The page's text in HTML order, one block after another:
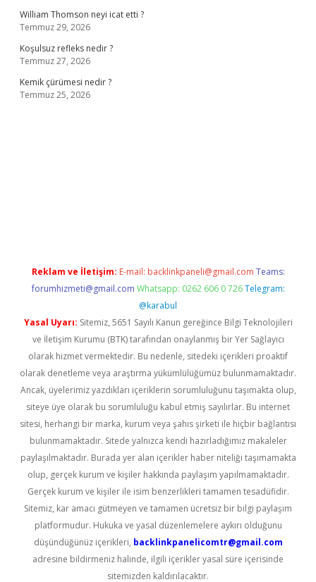
William Thomson neyi icat etti ?
Temmuz 29, 2026
Koşulsuz refleks nedir ?
Temmuz 27, 2026
Kemik çürümesi nedir ?
Temmuz 25, 2026
Reklam ve İletişim: E-mail: backlinkpaneli@gmail.com Teams:
forumhizmeti@gmail.com Whatsapp: 0262 606 0 726 Telegram:
@karabul
Yasal Uyarı: Sitemiz, 5651 Sayılı Kanun gereğince Bilgi Teknolojileri
ve İletişim Kurumu (BTK) tarafından onaylanmış bir Yer Sağlayıcı
olarak hizmet vermektedir. Bu nedenle, sitedeki içerikleri proaktif
olarak denetleme veya araştırma yükümlülüğümüz bulunmamaktadır.
Ancak, üyelerimiz yazdıkları içeriklerin sorumluluğunu taşımakta olup,
siteye üye olarak bu sorumluluğu kabul etmiş sayılırlar. Bu internet
sitesi, herhangi bir marka, kurum veya şahıs şirketi ile hiçbir bağlantısı
bulunmamaktadır. Sitede yalnızca kendi hazırladığımız makaleler
paylaşılmaktadır. Burada yer alan içerikler haber niteliği taşımamakta
olup, gerçek kurum ve kişiler hakkında paylaşım yapılmamaktadır.
Gerçek kurum ve kişiler ile isim benzerlikleri tamamen tesadüfidir.
Sitemiz, kar amacı gütmeyen ve tamamen ücretsiz bir bilgi paylaşım
platformudur. Hukuka ve yasal düzenlemelere aykırı olduğunu
düşündüğünüz içerikleri, backlinkpanelicomtr@gmail.com
adresine bildirmeniz halinde, ilgili içerikler yasal süre içerisinde
sitemizden kaldırılacaktır.